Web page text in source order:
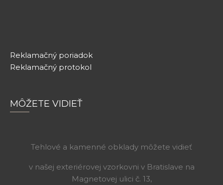
Reklamačný poriadok
Reklamačný protokol
MÔŽETE VIDIEŤ
Tehlové a kamenné obklady môžete vidieť
v našej exteriérovej vzorkovni v Bratislave na
Magnetovej ulici č. 13,